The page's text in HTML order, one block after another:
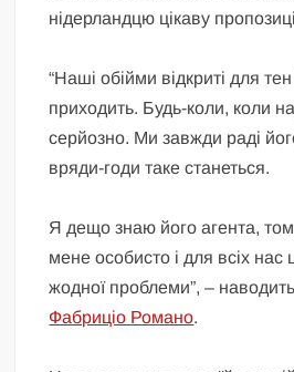
нідерландцю цікаву
“Наші обійми відкриті для
приходить. Будь-коли, коли
серйозно. Ми завжди раді
вряди-годи таке станеться.
Я дещо знаю його агента,
мене особисто і для всіх
жодної проблеми”, –
Фабриціо Романо.